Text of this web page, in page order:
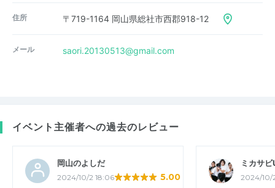
住所 〒719-1164 岡山県総社市西郡918-12
メール saori.20130513@gmail.com
イベント主催者への過去のレビュー
岡山のよしだ
2024/10/2 18:06 5.00
ミカサビ
2024/10/